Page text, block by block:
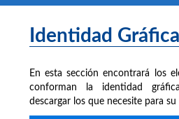
Identidad Gráfica
En esta sección encontrará los
conforman la identidad
descargar los que necesite para